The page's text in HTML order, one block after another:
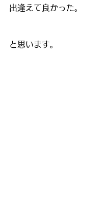
出逢えて良かった。
と思います。